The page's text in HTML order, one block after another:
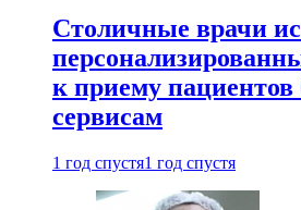
Столичные врачи
к приему
сервисам
1 год спустя1 год спустя